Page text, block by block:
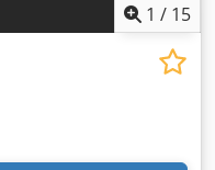
1 / 15